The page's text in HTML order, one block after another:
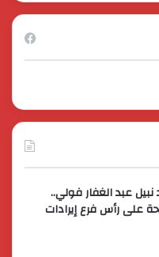
عبد الغفار فولي..
على رأس فرع إيرادات